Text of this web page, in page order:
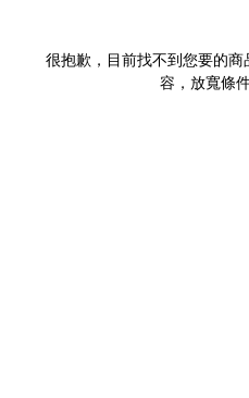
很抱歉，目前找不到您要的
容，放寬條